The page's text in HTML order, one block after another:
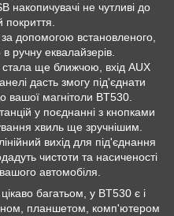
накопичувачі не чутливі до
покриття.
допомогою встановленого,
ручну еквалайзерів.
ще ближчою, вхід AUX
дасть змогу під'єднати
магнітоли BT530.
у поєднанні з кнопками
хвиль ще зручнішим.
вихід для під'єднання
чистоти та насиченості
автомобіля.
багатьом, у BT530 є і
планшетом, комп'ютером